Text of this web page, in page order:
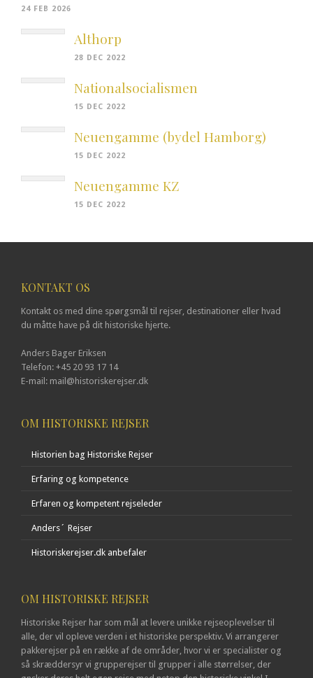
24 FEB 2026
Althorp
28 DEC 2022
Nationalsocialismen
15 DEC 2022
Neuengamme (bydel Hamborg)
15 DEC 2022
Neuengamme KZ
15 DEC 2022
KONTAKT OS
Kontakt os med dine spørgsmål til rejser, destinationer eller hvad
du måtte have på dit historiske hjerte.
Anders Bager Eriksen
Telefon: +45 20 93 17 14
E-mail: mail@historiskerejser.dk
OM HISTORISKE REJSER
Historien bag Historiske Rejser
Erfaring og kompetence
Erfaren og kompetent rejseleder
Anders´ Rejser
Historiskerejser.dk anbefaler
OM HISTORISKE REJSER
Historiske Rejser har som mål at levere unikke rejseoplevelser til
alle, der vil opleve verden i et historiske perspektiv. Vi arrangerer
pakkerejser på en række af de områder, hvor vi er specialister og
så skræddersyr vi grupperejser til grupper i alle størrelser, der